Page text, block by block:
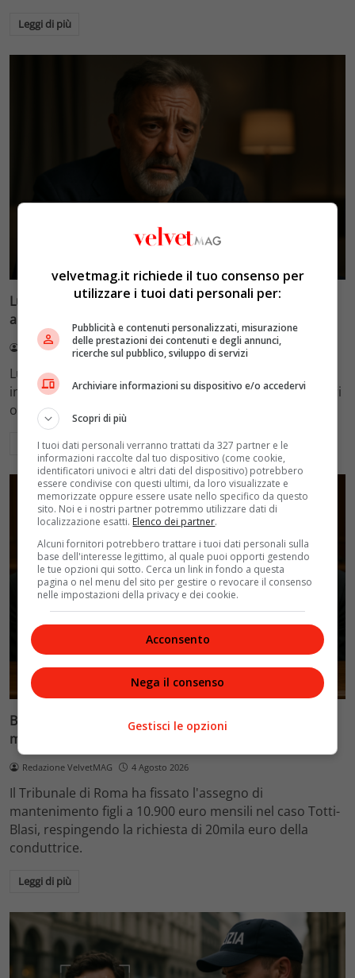
Leggi di più
Luca Barbareschi si racconta: amori travolgenti,
autodistruzione e il difficile rapporto con la paternità
Redazione VelvetMAG 4 Agosto 2026
Luca Barbareschi si racconta a 70 anni in un'intervista
intima: rivela otto relazioni contemporanee, tre ricoveri
ospedalieri e il suo difficile rapporto con la paternità
Leggi di più
Glamour & Gossip
Blasi vs Totti: il giudice riduce l’assegno di
mantenimento a 10.900 euro
Redazione VelvetMAG 4 Agosto 2026
Il Tribunale di Roma ha fissato l'assegno di
mantenimento figli a 10.900 euro mensili nel caso Totti-
Blasi, respingendo la richiesta di 20mila euro della
conduttrice.
Leggi di più
velvetmag.it richiede il tuo consenso per
utilizzare i tuoi dati personali per:
Pubblicità e contenuti personalizzati, misurazione
delle prestazioni dei contenuti e degli annunci,
ricerche sul pubblico, sviluppo di servizi
Archiviare informazioni su dispositivo e/o accedervi
Scopri di più
I tuoi dati personali verranno trattati da 327 partner e le
informazioni raccolte dal tuo dispositivo (come cookie,
identificatori univoci e altri dati del dispositivo) potrebbero
essere condivise con questi ultimi, da loro visualizzate e
memorizzate oppure essere usate nello specifico da questo
sito. Noi e i nostri partner potremmo utilizzare dati di
localizzazione esatti. Elenco dei partner.
Alcuni fornitori potrebbero trattare i tuoi dati personali sulla
base dell'interesse legittimo, al quale puoi opporti gestendo
le tue opzioni qui sotto. Cerca un link in fondo a questa
pagina o nel menu del sito per gestire o revocare il consenso
nelle impostazioni della privacy e dei cookie.
Acconsento
Nega il consenso
Gestisci le opzioni